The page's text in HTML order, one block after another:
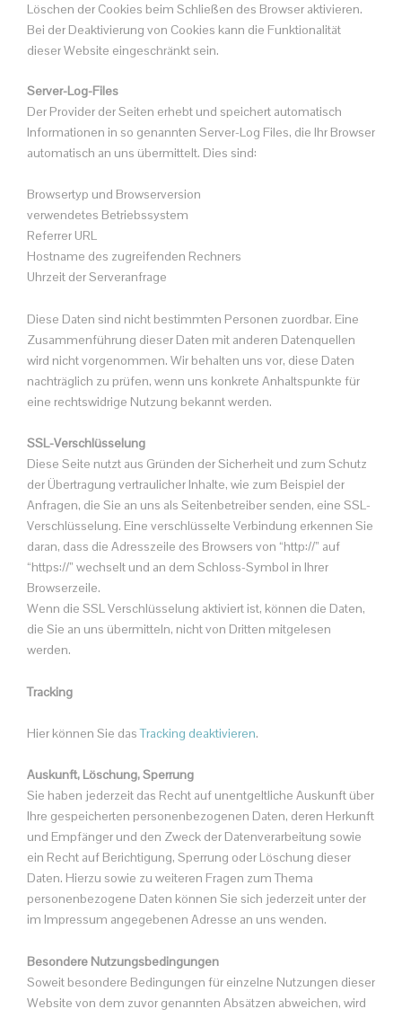
Löschen der Cookies beim Schließen des Browser aktivieren.
Bei der Deaktivierung von Cookies kann die Funktionalität
dieser Website eingeschränkt sein.
Server-Log-Files
Der Provider der Seiten erhebt und speichert automatisch
Informationen in so genannten Server-Log Files, die Ihr Browser
automatisch an uns übermittelt. Dies sind:
Browsertyp und Browserversion
verwendetes Betriebssystem
Referrer URL
Hostname des zugreifenden Rechners
Uhrzeit der Serveranfrage
Diese Daten sind nicht bestimmten Personen zuordbar. Eine
Zusammenführung dieser Daten mit anderen Datenquellen
wird nicht vorgenommen. Wir behalten uns vor, diese Daten
nachträglich zu prüfen, wenn uns konkrete Anhaltspunkte für
eine rechtswidrige Nutzung bekannt werden.
SSL-Verschlüsselung
Diese Seite nutzt aus Gründen der Sicherheit und zum Schutz
der Übertragung vertraulicher Inhalte, wie zum Beispiel der
Anfragen, die Sie an uns als Seitenbetreiber senden, eine SSL-
Verschlüsselung. Eine verschlüsselte Verbindung erkennen Sie
daran, dass die Adresszeile des Browsers von “http://” auf
“https://” wechselt und an dem Schloss-Symbol in Ihrer
Browserzeile.
Wenn die SSL Verschlüsselung aktiviert ist, können die Daten,
die Sie an uns übermitteln, nicht von Dritten mitgelesen
werden.
Tracking
Hier können Sie dasTracking deaktivieren.
Auskunft, Löschung, Sperrung
Sie haben jederzeit das Recht auf unentgeltliche Auskunft über
Ihre gespeicherten personenbezogenen Daten, deren Herkunft
und Empfänger und den Zweck der Datenverarbeitung sowie
ein Recht auf Berichtigung, Sperrung oder Löschung dieser
Daten. Hierzu sowie zu weiteren Fragen zum Thema
personenbezogene Daten können Sie sich jederzeit unter der
im Impressum angegebenen Adresse an uns wenden.
Besondere Nutzungsbedingungen
Soweit besondere Bedingungen für einzelne Nutzungen dieser
Website von dem zuvor genannten Absätzen abweichen, wird